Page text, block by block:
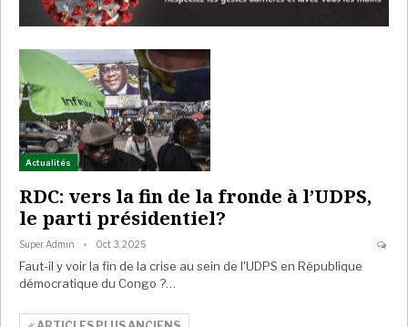
Actualités
RDC: vers la fin de la fronde à l’UDPS,
le parti présidentiel?
Super Admin Oct 3, 2025
Faut-il y voir la fin de la crise au sein de l'UDPS en République
démocratique du Congo ?…